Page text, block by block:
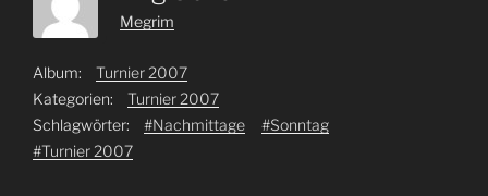
Megrim
Album:
Turnier 2007
Kategorien:
Turnier 2007
Schlagwörter:
#Nachmittage
#Sonntag
#Turnier 2007